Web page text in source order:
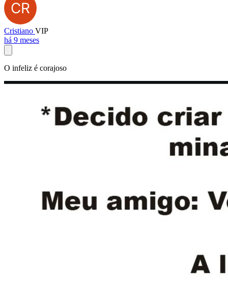
Cristiano VIP
há 9 meses
O infeliz é corajoso